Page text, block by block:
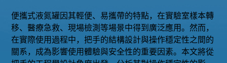
便攜式液氮罐因其輕便、易攜帶的特點，在實驗室樣本轉
移、醫療急救、現場檢測等場景中得到廣泛應用。然而，
在實際使用過程中，把手的結構設計與操作穩定性之間的
關系，成為影響使用體驗與安全性的重要因素。本文將從